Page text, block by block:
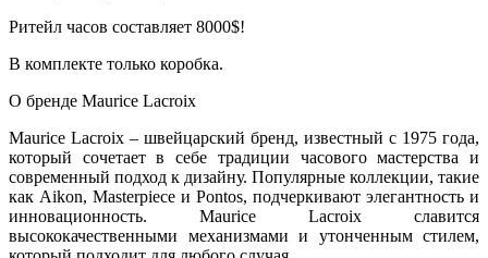
Ритейл часов составляет 8000$!
В комплекте только коробка.
О бренде Maurice Lacroix
Maurice Lacroix – швейцарский бренд, известный с 1975 года,
который сочетает в себе традиции часового мастерства и
современный подход к дизайну. Популярные коллекции, такие
как Aikon, Masterpiece и Pontos, подчеркивают элегантность и
инновационность. Maurice Lacroix славится
высококачественными механизмами и утонченным стилем,